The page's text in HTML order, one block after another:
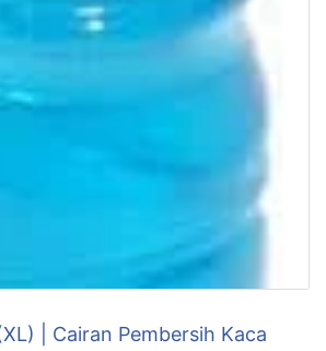
| Cairan Pembersih Kaca